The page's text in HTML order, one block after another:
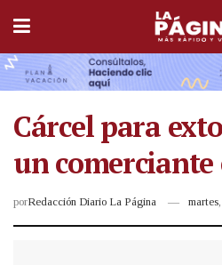
Cárcel para
un comerciante
porRedacción Diario La Página